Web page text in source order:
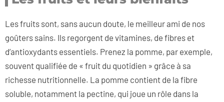
Les fruits sont, sans aucun doute, le meilleur ami de nos
goûters sains. Ils regorgent de vitamines, de fibres et
d’antioxydants essentiels. Prenez la pomme, par exemple,
souvent qualifiée de « fruit du quotidien » grâce à sa
richesse nutritionnelle. La pomme contient de la fibre
soluble, notamment la pectine, qui joue un rôle dans la